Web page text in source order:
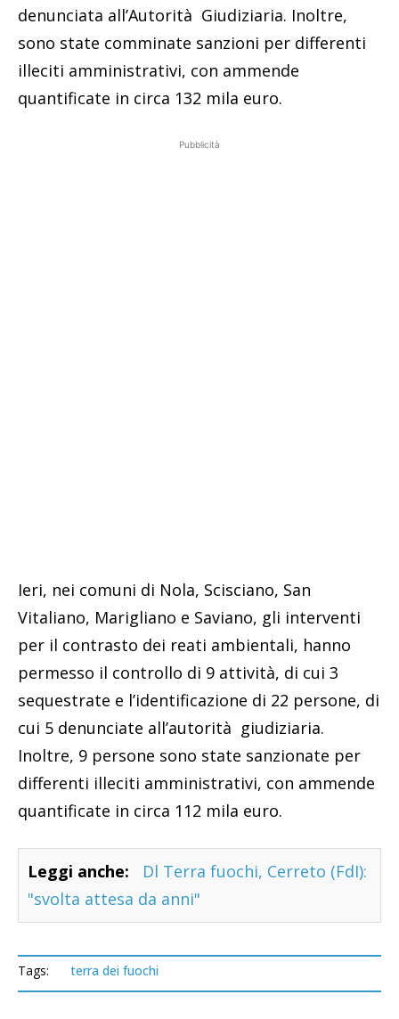
denunciata all’Autorità Giudiziaria. Inoltre,
sono state comminate sanzioni per differenti
illeciti amministrativi, con ammende
quantificate in circa 132 mila euro.
Pubblicità
Ieri, nei comuni di Nola, Scisciano, San
Vitaliano, Marigliano e Saviano, gli interventi
per il contrasto dei reati ambientali, hanno
permesso il controllo di 9 attività, di cui 3
sequestrate e l’identificazione di 22 persone, di
cui 5 denunciate all’autorità giudiziaria.
Inoltre, 9 persone sono state sanzionate per
differenti illeciti amministrativi, con ammende
quantificate in circa 112 mila euro.
Leggi anche:
Dl Terra fuochi, Cerreto (FdI):
"svolta attesa da anni"
Tags: terra dei fuochi